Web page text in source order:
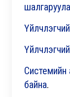
байна.